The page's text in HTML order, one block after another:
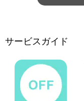
サービスガイド